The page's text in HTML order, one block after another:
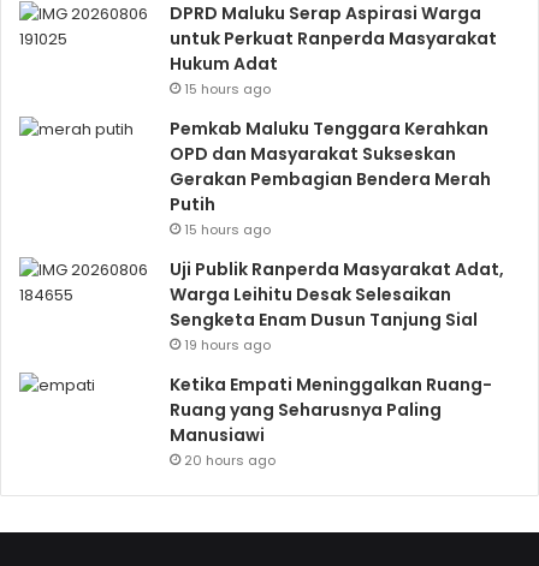
DPRD Maluku Serap Aspirasi Warga
untuk Perkuat Ranperda Masyarakat
Hukum Adat
15 hours ago
Pemkab Maluku Tenggara Kerahkan
OPD dan Masyarakat Sukseskan
Gerakan Pembagian Bendera Merah
Putih
15 hours ago
Uji Publik Ranperda Masyarakat Adat,
Warga Leihitu Desak Selesaikan
Sengketa Enam Dusun Tanjung Sial
19 hours ago
Ketika Empati Meninggalkan Ruang-
Ruang yang Seharusnya Paling
Manusiawi
20 hours ago